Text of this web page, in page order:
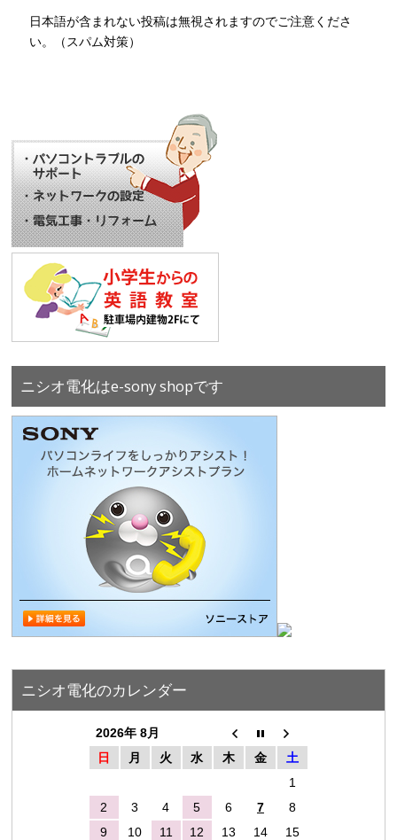
日本語が含まれない投稿は無視されますのでご注意くださ
い。（スパム対策）
ニシオ電化はe-sony shopです
ニシオ電化のカレンダー
2026年 8月
日
月 火 水 木 金
土
1
2
3 4 5 6 7
8
9
10 11 12 13 14
15